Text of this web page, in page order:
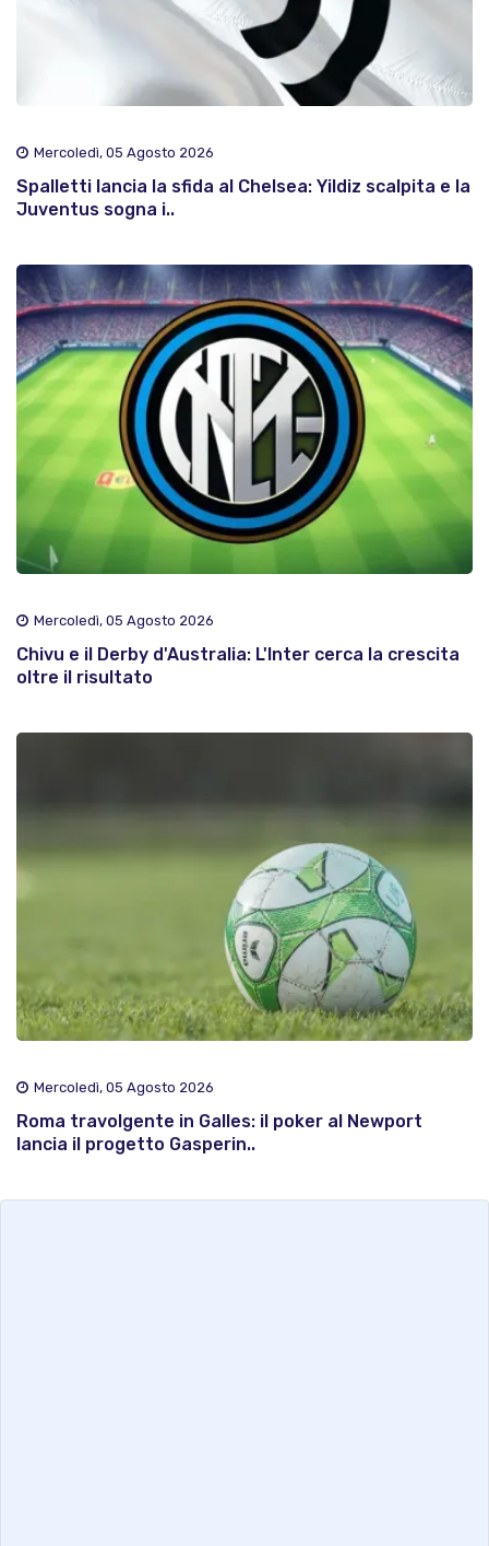
Mercoledì, 05 Agosto 2026
Spalletti lancia la sfida al Chelsea: Yildiz scalpita e la
Juventus sogna i..
Mercoledì, 05 Agosto 2026
Chivu e il Derby d'Australia: L'Inter cerca la crescita
oltre il risultato
Mercoledì, 05 Agosto 2026
Roma travolgente in Galles: il poker al Newport
lancia il progetto Gasperin..